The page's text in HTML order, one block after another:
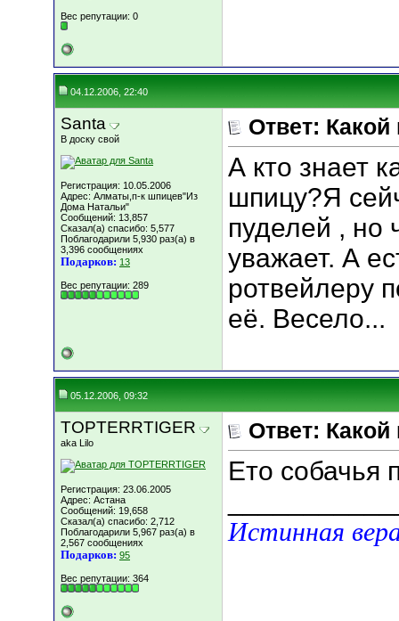
Вес репутации: 0
04.12.2006, 22:40
Santa
В доску свой
Регистрация: 10.05.2006
Адрес: Алматы,п-к шпицев"Из
Дома Натальи"
Сообщений: 13,857
Сказал(а) спасибо: 5,577
Поблагодарили 5,930 раз(а) в
3,396 сообщениях
Подарков: 13
Вес репутации: 289
Ответ:
А кто знает
шпицу?Я
пуделей , но
уважает. А
ротвейлеру
её. Весело...
05.12.2006, 09:32
TOPTERRTIGER
aka Lilo
Регистрация: 23.06.2005
Адрес: Астана
Сообщений: 19,658
Сказал(а) спасибо: 2,712
Поблагодарили 5,967 раз(а) в
2,567 сообщениях
Подарков: 95
Вес репутации: 364
Ответ:
Ето собачья
Истинная